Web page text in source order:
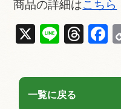
商品の詳細はこちら
X
Li
e
T
e
F
c
一覧に戻る